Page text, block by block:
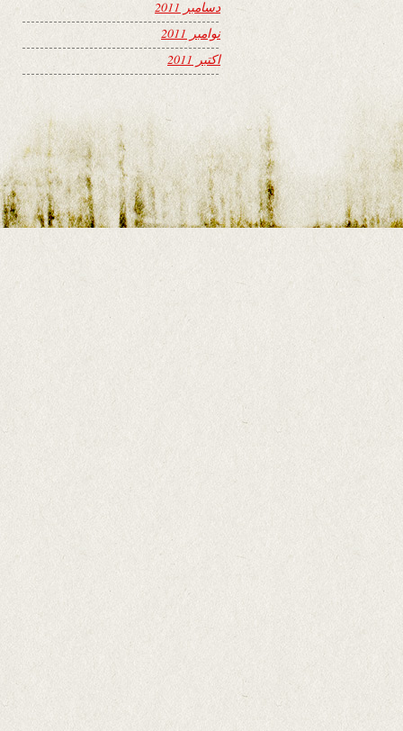
دسامبر 2011
نوامبر 2011
اکتبر 2011